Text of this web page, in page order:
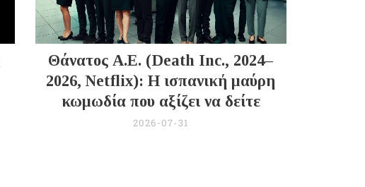
Θάνατος Α.Ε. (Death Inc., 2024–
2026, Netflix): Η ισπανική μαύρη
κωμωδία που αξίζει να δείτε
2026-07-31